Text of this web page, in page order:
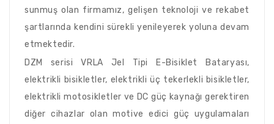
sunmuş olan firmamız, gelişen teknoloji ve rekabet
şartlarında kendini sürekli yenileyerek yoluna devam
etmektedir.
DZM serisi VRLA Jel Tipi E-Bisiklet Bataryası,
elektrikli bisikletler, elektrikli üç tekerlekli bisikletler,
elektrikli motosikletler ve DC güç kaynağı gerektiren
diğer cihazlar olan motive edici güç uygulamaları